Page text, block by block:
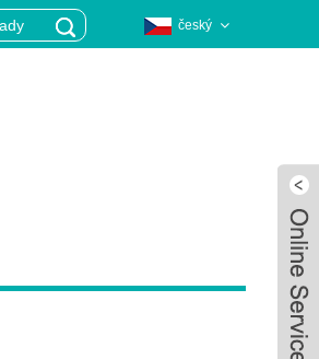
český